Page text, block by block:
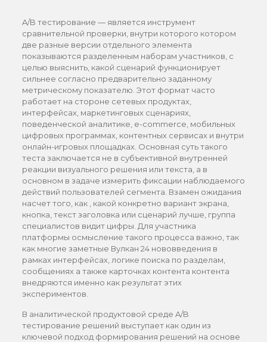
A/B тестирование — является инструмент
сравнительной проверки, внутри которого котором
две разные версии отдельного элемента
показываются разделенным наборам участников, с
целью выяснить, какой сценарий функционирует
сильнее согласно предварительно заданному
метрическому показателю. Этот формат часто
работает на стороне сетевых продуктах,
интерфейсах, маркетинговых сценариях,
поведенческой аналитике, e-commerce, мобильных
цифровых программах, контентных сервисах и внутри
онлайн-игровых площадках. Основная суть такого
теста заключается не в субъективной внутренней
реакции визуального решения или текста, а в
основном в задаче измерить фиксации наблюдаемого
действий пользователей сегмента. Взамен ожидания
насчет того, как , какой конкретно вариант экрана,
кнопка, текст заголовка или сценарий лучше, группа
специалистов видит цифры. Для участника
платформы осмысление такого процесса важно, так
как многие заметные Вулкан 24 нововведения в
рамках интерфейсах, логике поиска по разделам,
сообщениях а также карточках контента контента
внедряются именно как результат этих
экспериментов.
В аналитической продуктовой среде A/B
тестирование решений выступает как один из
ключевой подход формирования решений на основе